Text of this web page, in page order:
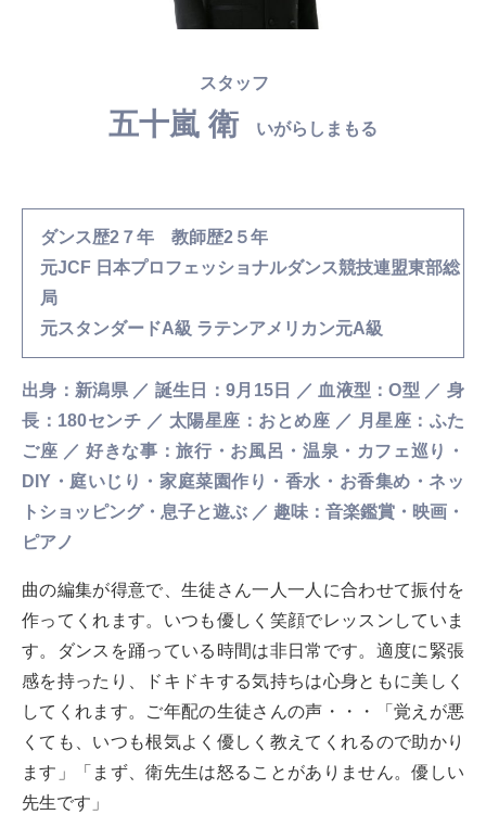
スタッフ
五十嵐 衛 いがらしまもる
ダンス歴2７年 教師歴2５年
元JCF 日本プロフェッショナルダンス競技連盟東部総
局
元スタンダードA級 ラテンアメリカン元A級
出身：新潟県 ／ 誕生日：9月15日 ／ 血液型：O型 ／ 身
長：180センチ ／ 太陽星座：おとめ座 ／ 月星座：ふた
ご座 ／ 好きな事：旅行・お風呂・温泉・カフェ巡り・
DIY・庭いじり・家庭菜園作り・香水・お香集め・ネッ
トショッピング・息子と遊ぶ ／ 趣味：音楽鑑賞・映画・
ピアノ
曲の編集が得意で、生徒さん一人一人に合わせて振付を
作ってくれます。いつも優しく笑顔でレッスンしていま
す。ダンスを踊っている時間は非日常です。適度に緊張
感を持ったり、ドキドキする気持ちは心身ともに美しく
してくれます。ご年配の生徒さんの声・・・「覚えが悪
くても、いつも根気よく優しく教えてくれるので助かり
ます」「まず、衛先生は怒ることがありません。優しい
先生です」